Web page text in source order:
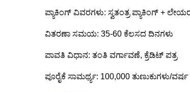
ಪ್ಯಾಕಿಂಗ್ ವಿವರಗಳು: ಸ್ವತಂತ್ರ ಪ್ಯಾಕಿಂಗ್ +
ವಿತರಣಾ ಸಮಯ: 35-60 ಕೆಲಸದ ದಿನಗಳು
ಪಾವತಿ ವಿಧಾನ: ತಂತಿ ವರ್ಗಾವಣೆ, ಕ್ರೆಡಿಟ್ ಪತ್ರ
ಪೂರೈಕೆ ಸಾಮರ್ಥ್ಯ: 100,000 ತುಣುಕುಗಳು/ವರ್ಷ